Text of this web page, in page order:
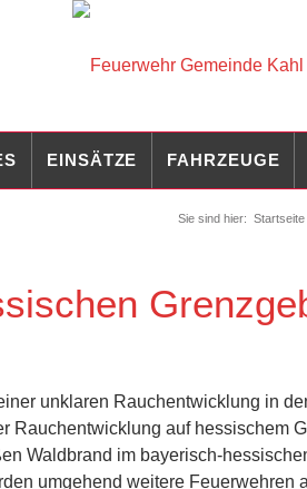
EINSÄTZE FAHRZEUGE
Sie sind hier: Startseite
unklaren Rauchentwicklung in
auf hessischem
Waldbrand im bayerisch-
umgehend weitere Feuerwehren